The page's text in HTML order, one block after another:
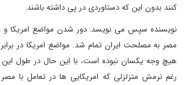
کنند بدون این که دستاوردی در پی داشته باشند.
نویسنده سپس می نویسد: دور شدن مواضع امریکا و
مصر به مصلحت ایران تمام شد. مواضع امریکا در
هیچ وجه یکسان نبوده است، با این حال در طول
رغم نرمش متزلزلی که امریکایی ها در تعامل با